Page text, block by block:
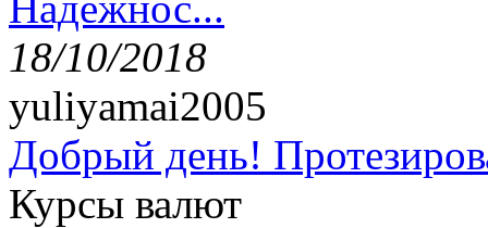
18/10/2018
yuliyamai2005
Добрый день!
Курсы валют